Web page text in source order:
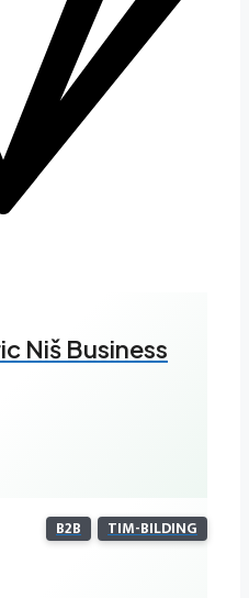
Niš Business
B2B TIM-BILDING